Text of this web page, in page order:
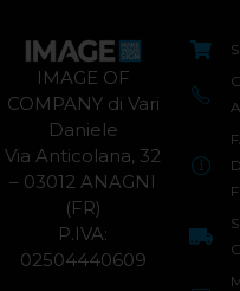
IMAGE OF
COMPANY di Vari
Daniele
Via Anticolana, 32
– 03012 ANAGNI
(FR)
P.IVA:
02504440609